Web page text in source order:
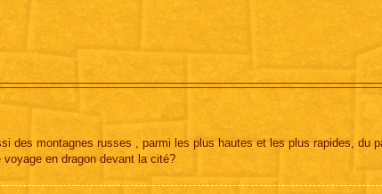
des montagnes russes , parmi les plus hautes et les plus rapides, du
voyage en dragon devant la cité?